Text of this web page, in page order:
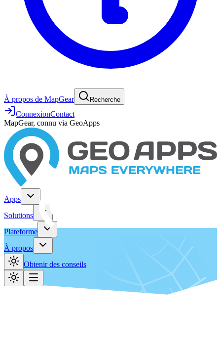
À propos de MapGear Recherche
ConnexionContact
MapGear, connu via GeoApps
Apps
Solutions
Plateforme
À propos
Obtenir des conseils